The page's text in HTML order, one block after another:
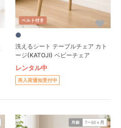
洗えるシート テーブルチェア カト
ージ(KATOJI) ベビーチェア
レンタル中
再入荷通知受付中